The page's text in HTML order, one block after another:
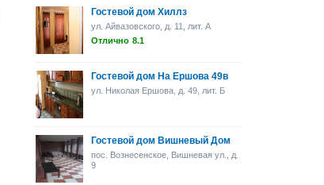
Гостевой дом Хиллз
ул. Айвазовского, д. 11, лит. А
Отлично 8.1
Гостевой дом На Ершова 49в
ул. Николая Ершова, д. 49, лит. Б
Гостевой дом Вишневый Дом
пос. Вознесенское, Вишневая ул., д.
9